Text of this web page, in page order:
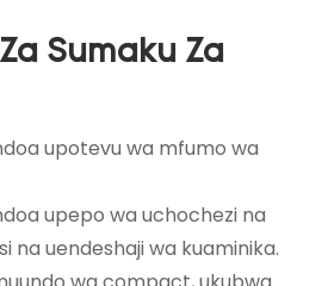
Sumaku Za
upotevu wa mfumo wa
upepo wa uchochezi na
na uendeshaji wa kuaminika.